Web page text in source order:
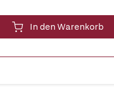
In den Warenkorb